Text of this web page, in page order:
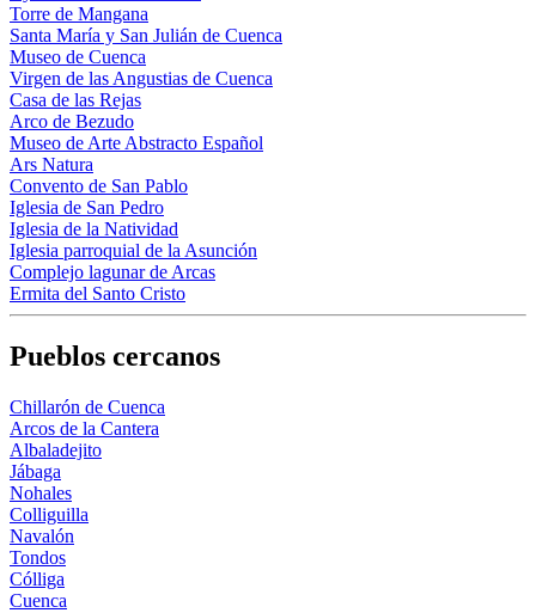
Torre de Mangana
Santa María y San Julián de Cuenca
Museo de Cuenca
Virgen de las Angustias de Cuenca
Casa de las Rejas
Arco de Bezudo
Museo de Arte Abstracto Español
Ars Natura
Convento de San Pablo
Iglesia de San Pedro
Iglesia de la Natividad
Iglesia parroquial de la Asunción
Complejo lagunar de Arcas
Ermita del Santo Cristo
Pueblos cercanos
Chillarón de Cuenca
Arcos de la Cantera
Albaladejito
Jábaga
Nohales
Colliguilla
Navalón
Tondos
Cólliga
Cuenca